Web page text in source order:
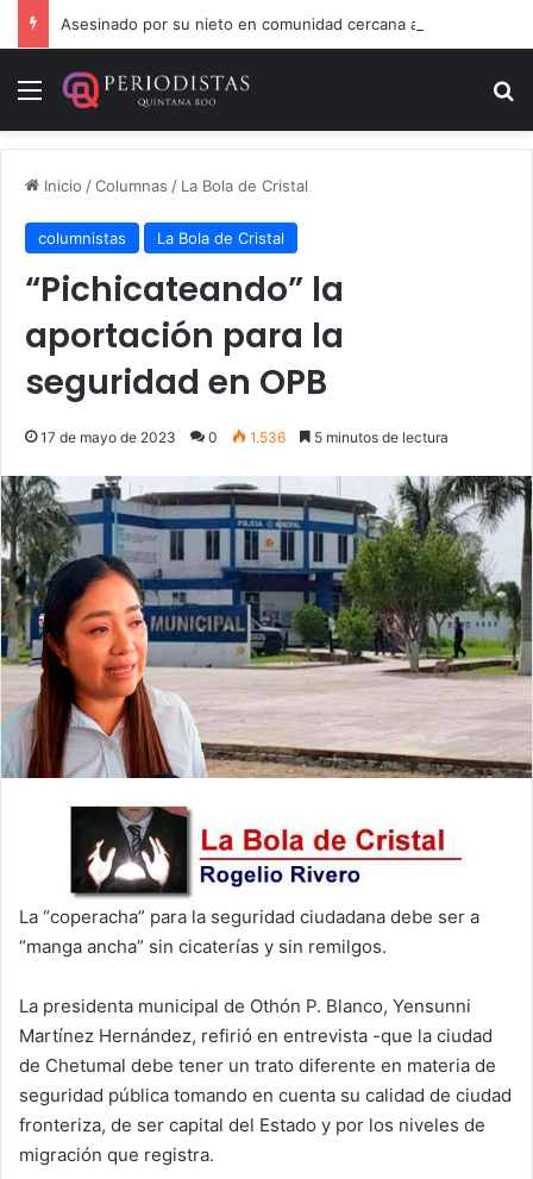
Menú
Inicio /Columnas / La Bola de Cristal
columnistas La Bola de Cristal
“Pichicateando” la
aportación para la
seguridad en OPB
17 de mayo de 2023 0 1.536 5 minutos de lectura
La “coperacha” para la seguridad ciudadana debe ser a
“manga ancha” sin cicaterías y sin remilgos.
La presidenta municipal de Othón P. Blanco, Yensunni
Martínez Hernández, refirió en entrevista -que la ciudad
de Chetumal debe tener un trato diferente en materia de
seguridad pública tomando en cuenta su calidad de ciudad
fronteriza, de ser capital del Estado y por los niveles de
migración que registra.